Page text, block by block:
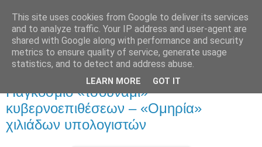
Παγκόσμιο «τσουνάμι»
κυβερνοεπιθέσεων – «Ομηρία»
χιλιάδων υπολογιστών
This site uses cookies from Google to deliver its services
and to analyze traffic. Your IP address and user-agent are
shared with Google along with performance and security
metrics to ensure quality of service, generate usage
statistics, and to detect and address abuse.
LEARN MORE GOT IT